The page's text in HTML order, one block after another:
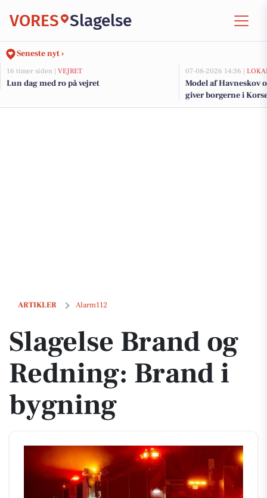
VORES Slagelse
Seneste nyt ›
16 timer siden | VEJRET
Lun dag med ro på vejret
07-08-2026 14:36 |
Model af Havneskov
giver borgerne i
kommende projekt
ARTIKLER Alarm112
Slagelse Brand og Redning: Brand i bygning
Slagelse Brand og
Redning: Brand i
bygning